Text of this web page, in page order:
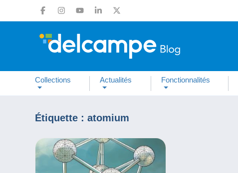
Collections Actualités Fonctionnalités
Étiquette : atomium